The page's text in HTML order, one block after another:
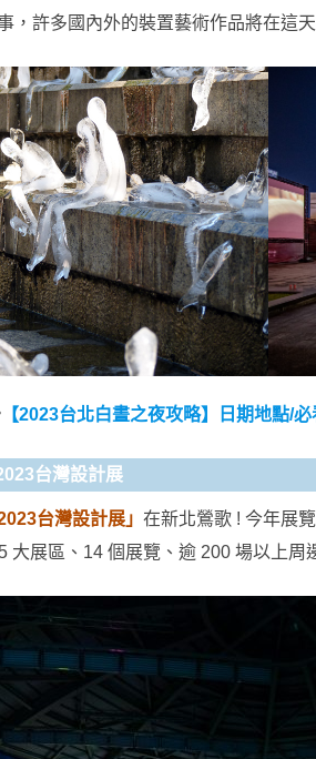
，許多國內外的裝置藝術作品將在這
【2023台北白晝之夜攻略】日期地點/
台灣設計展
2023台灣設計展」 在新北鶯歌 ! 今年展
大展區、14 個展覽、逾 200 場以上周